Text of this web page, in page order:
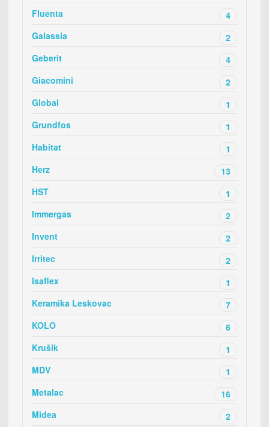
Fluenta
4
Galassia
2
Geberit
4
Giacomini
2
Global
1
Grundfos
1
Habitat
1
Herz
13
HST
1
Immergas
2
Invent
2
Irritec
2
Isaflex
1
Keramika Leskovac
7
KOLO
6
Krušik
1
MDV
1
Metalac
16
Midea
2